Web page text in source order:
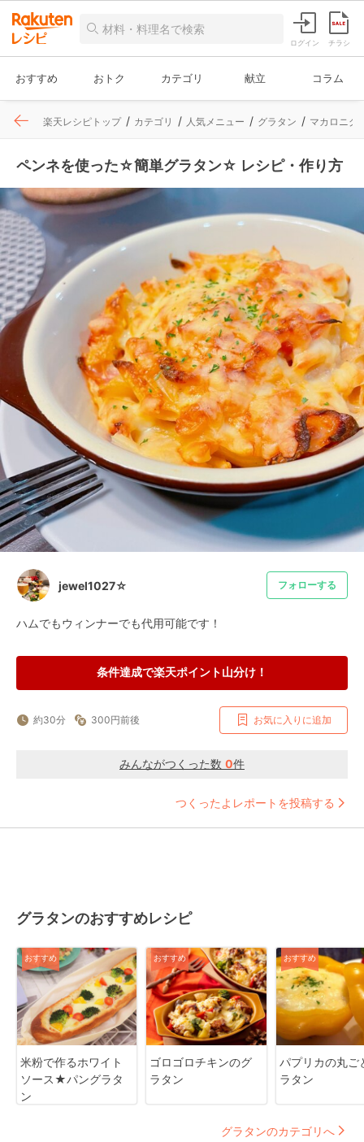
ログイン チラシ
おすすめ おトク カテゴリ 献立 コラム
楽天レシピトップ カテゴリ 人気メニュー グラタン マカロニグ
ペンネを使った☆簡単グラタン☆ レシピ・作り方
jewel1027☆ フォローする
ハムでもウィンナーでも代用可能です！
条件達成で楽天ポイント山分け！
約30分 300円前後 お気に入りに追加
みんながつくった数 0件
つくったよレポートを投稿する
グラタンのおすすめレシピ
おすすめ
米粉で作るホワイト
ソース★パングラタ
ン
おすすめ
ゴロゴロチキンのグ
ラタン
おすすめ
パプリカの丸ご
ラタン
グラタンのカテゴリへ